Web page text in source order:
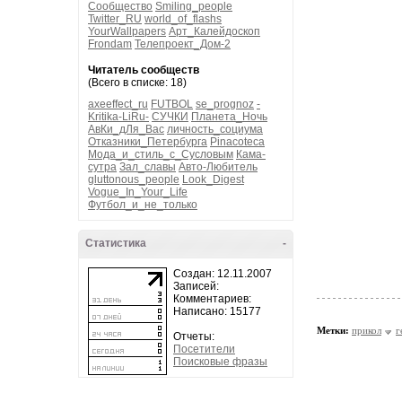
Сообщество Smiling_people
Twitter_RU world_of_flashs
YourWallpapers Арт_Калейдоскоп
Frondam Телепроект_Дом-2
Читатель сообществ
(Всего в списке: 18)
axeeffect_ru FUTBOL se_prognoz -
Kritika-LiRu- СУЧКИ Планета_Ночь
АвКи_дЛя_Вас личность_социума
Отказники_Петербурга Pinacoteca
Мода_и_стиль_с_Сусловым Кама-
сутра Зал_славы Авто-Любитель
gluttonous_people Look_Digest
Vogue_In_Your_Life
Футбол_и_не_только
-
Статистика
Создан: 12.11.2007
Записей:
Комментариев:
Написано: 15177
Отчеты:
Посетители
Поисковые фразы
Метки: прикол